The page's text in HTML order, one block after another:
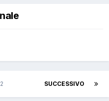
SUCCESSIVO